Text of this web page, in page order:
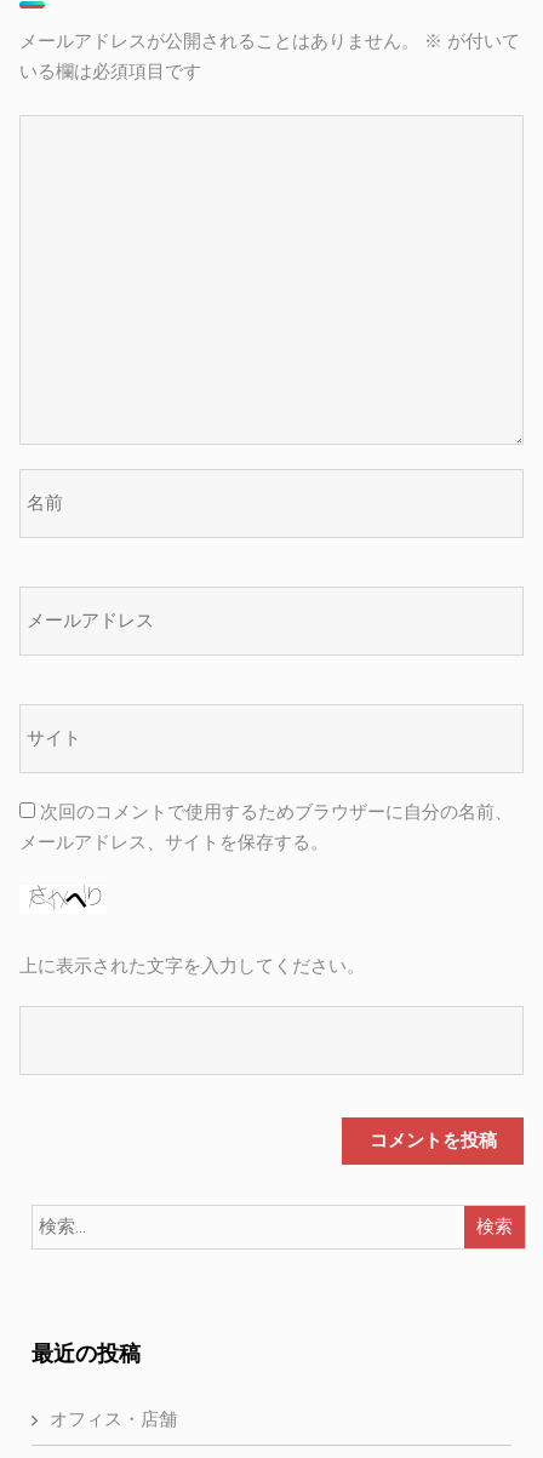
メールアドレスが公開されることはありません。 ※ が付いて
いる欄は必須項目です
次回のコメントで使用するためブラウザーに自分の名前、
メールアドレス、サイトを保存する。
上に表示された文字を入力してください。
最近の投稿
オフィス・店舗